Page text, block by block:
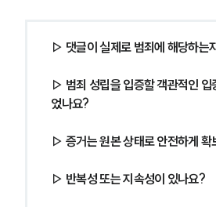
▷ 댓글이 실제로 범죄에 해당하는
▷ 범죄 성립을 입증할 객관적인 입
었나요?
▷ 증거는 원본 상태로 안전하게 확
▷ 반복성 또는 지속성이 있나요?